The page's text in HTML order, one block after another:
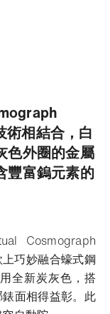
相結合，白
色外圈的金屬
豐富鎢元素的
Cosmograph
巧妙融合蠔式鋼
全新炭灰色，搭
面相得益彰。此